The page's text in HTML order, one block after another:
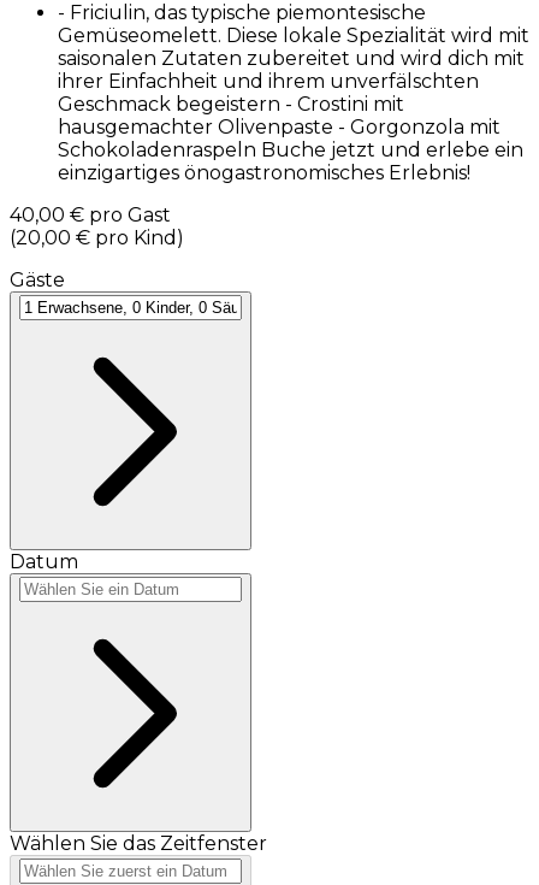
- Friciulin, das typische piemontesische
Gemüseomelett. Diese lokale Spezialität wird mit
saisonalen Zutaten zubereitet und wird dich mit
ihrer Einfachheit und ihrem unverfälschten
Geschmack begeistern - Crostini mit
hausgemachter Olivenpaste - Gorgonzola mit
Schokoladenraspeln Buche jetzt und erlebe ein
einzigartiges önogastronomisches Erlebnis!
40,00 € pro Gast
(20,00 € pro Kind )
Gäste
Datum
Wählen Sie das Zeitfenster